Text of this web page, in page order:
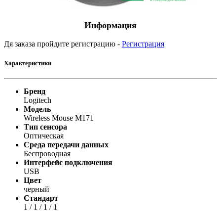
Информация
Дя заказа пройдите регистрацию - Регистрация
Характеристики
Бренд
Logitech
Модель
Wireless Mouse M171
Тип сенсора
Оптическая
Среда передачи данных
Беспроводная
Интерфейс подключения
USB
Цвет
черный
Стандарт
1 / 1 / 1 / 1